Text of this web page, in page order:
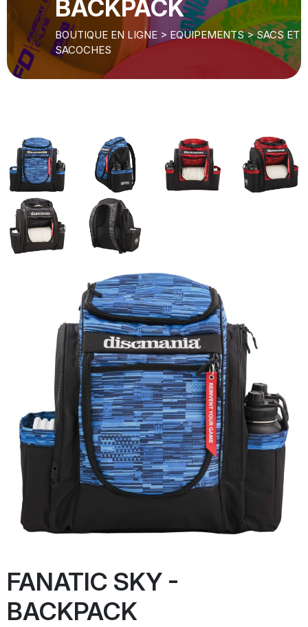
BACKPACK
BOUTIQUE EN LIGNE > EQUIPEMENTS>SACS ET
SACOCHES
FANATIC SKY -
BACKPACK